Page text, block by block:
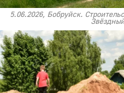
5.06.2026, Бобруйск.